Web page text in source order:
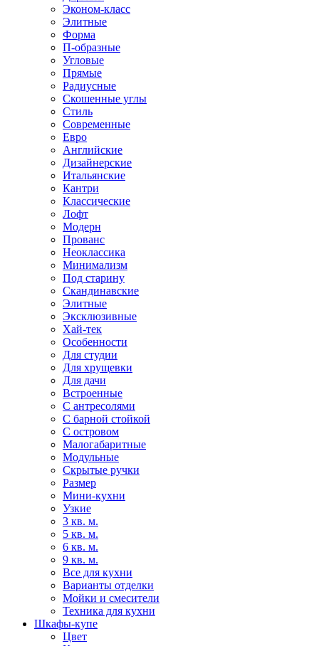
Эконом-класс
Элитные
Форма
П-образные
Угловые
Прямые
Радиусные
Скошенные углы
Стиль
Современные
Евро
Английские
Дизайнерские
Итальянские
Кантри
Классические
Лофт
Модерн
Прованс
Неоклассика
Минимализм
Под старину
Скандинавские
Элитные
Эксклюзивные
Хай-тек
Особенности
Для студии
Для хрущевки
Для дачи
Встроенные
С антресолями
С барной стойкой
С островом
Малогабаритные
Модульные
Скрытые ручки
Размер
Мини-кухни
Узкие
3 кв. м.
5 кв. м.
6 кв. м.
9 кв. м.
Все для кухни
Варианты отделки
Мойки и смесители
Техника для кухни
Шкафы-купе
Цвет